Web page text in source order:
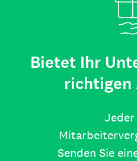
Bietet Ihr
richtigen
Senden Sie